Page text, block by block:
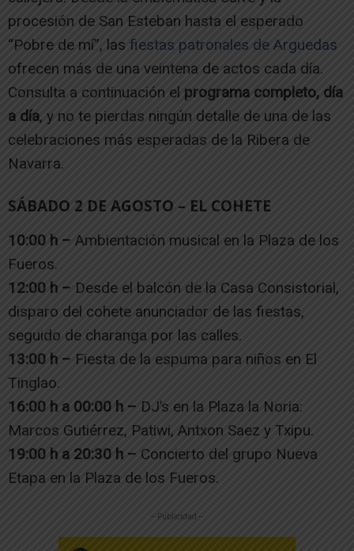
procesión de San Esteban hasta el esperado
“Pobre de mí”, las fiestas patronales de Arguedas
ofrecen más de una veintena de actos cada día.
Consulta a continuación el programa completo, día
a día, y no te pierdas ningún detalle de una de las
celebraciones más esperadas de la Ribera de
Navarra.
SÁBADO 2 DE AGOSTO – EL COHETE
10:00 h – Ambientación musical en la Plaza de los
Fueros.
12:00 h – Desde el balcón de la Casa Consistorial,
disparo del cohete anunciador de las fiestas,
seguido de charanga por las calles.
13:00 h – Fiesta de la espuma para niños en El
Tinglao.
16:00 h a 00:00 h – DJ’s en la Plaza la Noria:
Marcos Gutiérrez, Patiwi, Antxon Saez y Txipu.
19:00 h a 20:30 h – Concierto del grupo Nueva
Etapa en la Plaza de los Fueros.
-- Publicidad --